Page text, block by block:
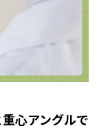
心アングルで